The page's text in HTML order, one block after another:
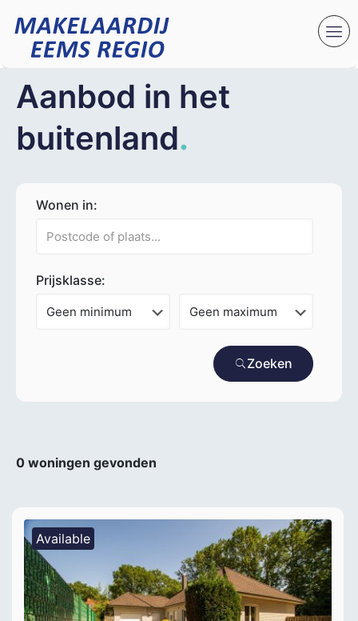
Aanbod in het
buitenland.
Wonen in:
Prijsklasse:
Zoeken
0 woningen gevonden
Available